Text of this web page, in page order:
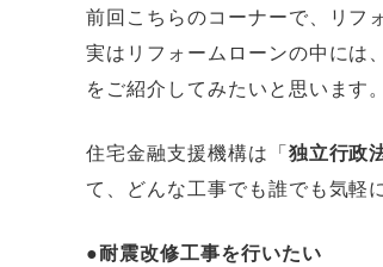
前回こちらのコーナーで、リフ
実はリフォームローンの中には
をご紹介してみたいと思います。
住宅金融支援機構は「独立行政
て、どんな工事でも誰でも気軽
●耐震改修工事を行いたい